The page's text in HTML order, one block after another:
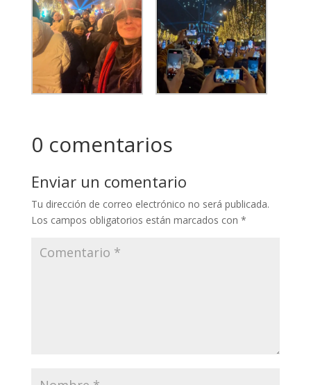
0 comentarios
Enviar un comentario
Tu dirección de correo electrónico no será publicada.
Los campos obligatorios están marcados con *